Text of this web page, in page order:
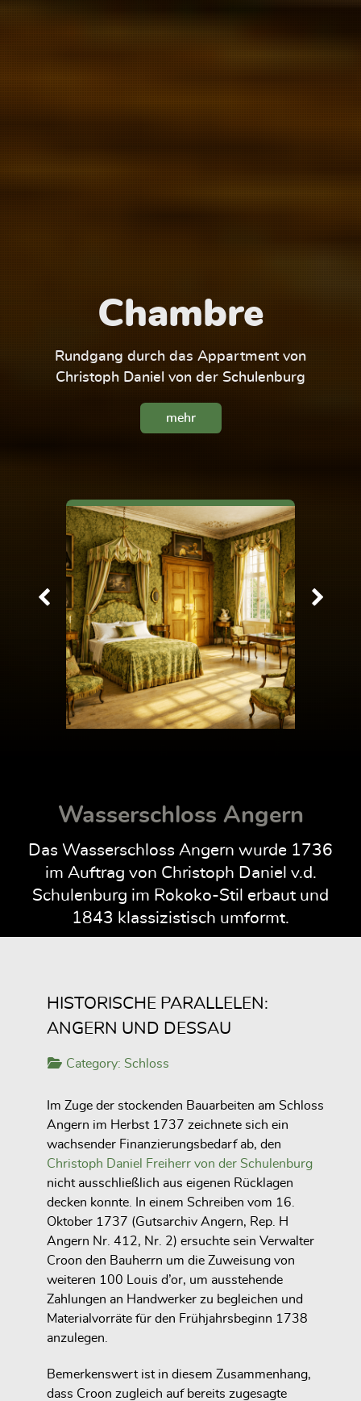
Chambre
Rundgang durch das Appartment von
Christoph Daniel von der Schulenburg
mehr
Wasserschloss Angern
Das Wasserschloss Angern wurde 1736
im Auftrag von Christoph Daniel v.d.
Schulenburg im Rokoko-Stil erbaut und
1843 klassizistisch umformt.
HISTORISCHE PARALLELEN:
ANGERN UND DESSAU
Category: Schloss
Im Zuge der stockenden Bauarbeiten am Schloss
Angern im Herbst 1737 zeichnete sich ein
wachsender Finanzierungsbedarf ab, den
Christoph Daniel Freiherr von der Schulenburg
nicht ausschließlich aus eigenen Rücklagen
decken konnte. In einem Schreiben vom 16.
Oktober 1737 (Gutsarchiv Angern, Rep. H
Angern Nr. 412, Nr. 2) ersuchte sein Verwalter
Croon den Bauherrn um die Zuweisung von
weiteren 100 Louis d’or, um ausstehende
Zahlungen an Handwerker zu begleichen und
Materialvorräte für den Frühjahrsbeginn 1738
anzulegen.
Bemerkenswert ist in diesem Zusammenhang,
dass Croon zugleich auf bereits zugesagte